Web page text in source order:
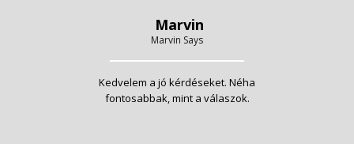
Marvin
Marvin Says
Kedvelem a jó kérdéseket. Néha
fontosabbak, mint a válaszok.